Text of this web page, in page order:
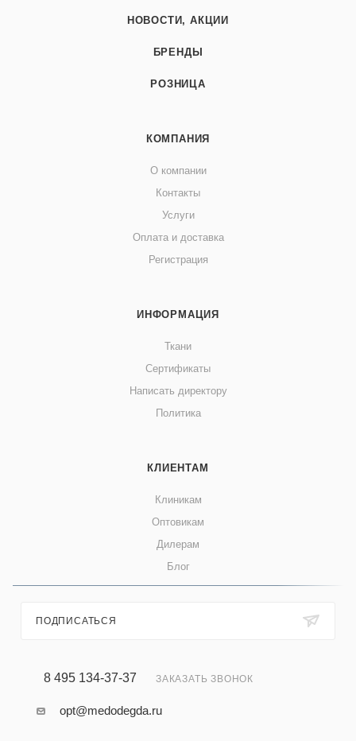
НОВОСТИ, АКЦИИ
БРЕНДЫ
РОЗНИЦА
КОМПАНИЯ
О компании
Контакты
Услуги
Оплата и доставка
Регистрация
ИНФОРМАЦИЯ
Ткани
Сертификаты
Написать директору
Политика
КЛИЕНТАМ
Клиникам
Оптовикам
Дилерам
Блог
ПОДПИСАТЬСЯ
8 495 134-37-37 ЗАКАЗАТЬ ЗВОНОК
opt@medodegda.ru